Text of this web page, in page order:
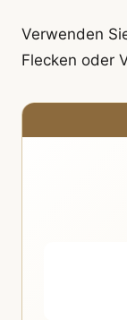
Verwenden
Flecken oder